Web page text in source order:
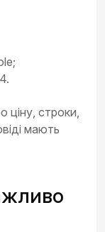
ціну, строки,
мають